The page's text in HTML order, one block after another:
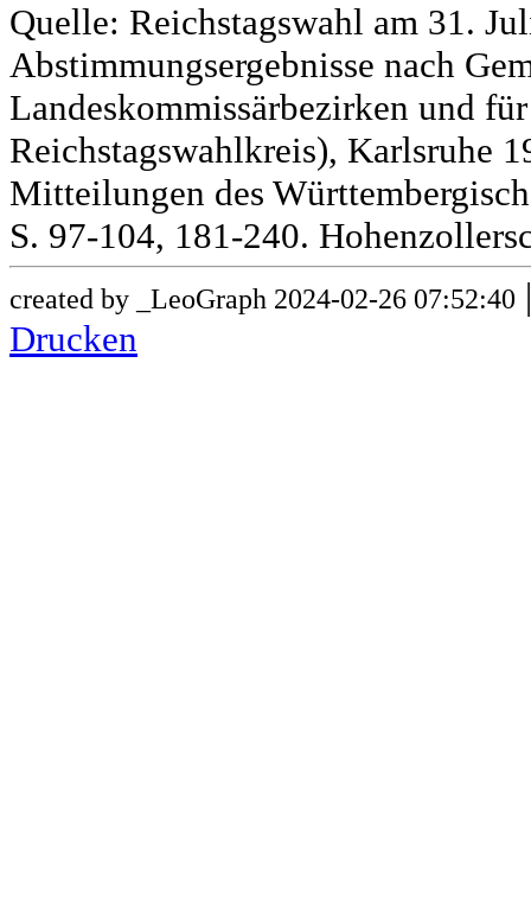
Quelle: Reichstagswahl am 31.
Abstimmungsergebnisse nach
Landeskommissärbezirken und
Reichstagswahlkreis), Karlsruhe
Mitteilungen des
S. 97-104, 181-240.
created by _LeoGraph 2024-02-26 07:52:40
Drucken